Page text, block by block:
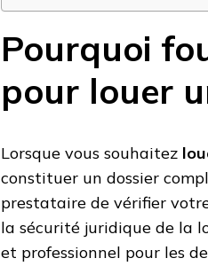
Pourquoi
pour louer
Lorsque vous souhaitez
constituer un dossier
prestataire de vérifier
la sécurité juridique de la
et professionnel pour les